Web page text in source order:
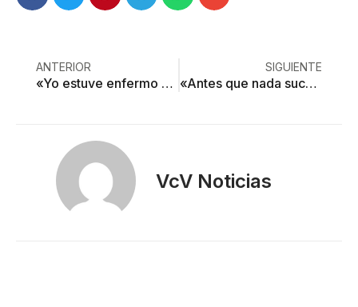
ANTERIOR
«Yo estuve enfermo de covid y el médico me dijo que tenía que dejar mi profesión»
SIGUIENTE
«Antes que nada sucediera, me mandaban mensajes a mi celular en los que me advertían que me iban a levantar»
VcV Noticias